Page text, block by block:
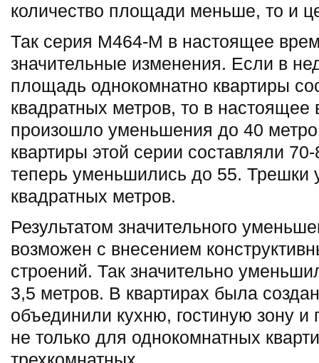
количество площади меньше, то и
Так серия М464-М в настоящее
значительные изменения. Если в
площадь однокомнатно квартиры
квадратных метров, то в настоящее
произошло уменьшения до 40
квартиры этой серии составляли
теперь уменьшились до 55. Трешки
квадратных метров.
Результатом значительного
возможен с внесением
строений. Так значительно
3,5 метров. В квартирах была
объединили кухню, гостиную зону
не только для однокомнатных